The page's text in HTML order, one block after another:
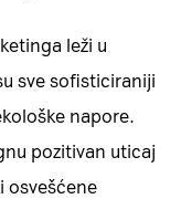
leži u
sve sofisticiraniji
napore.
pozitivan uticaj
osvešćene